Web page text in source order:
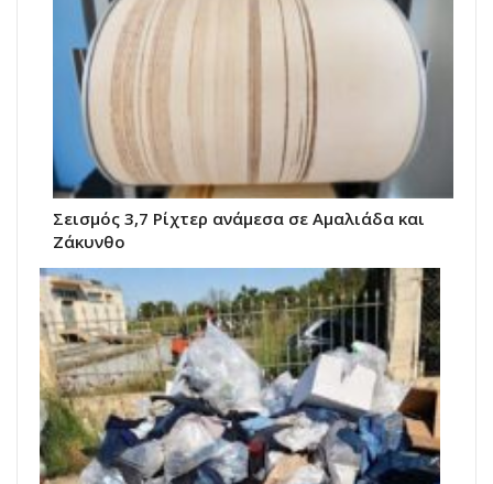
Σεισμός 3,7 Ρίχτερ ανάμεσα σε Αμαλιάδα και
Ζάκυνθο